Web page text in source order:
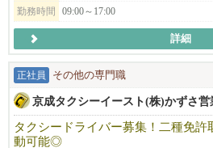
勤務時間
09:00～17:00
詳細
正社員 その他の専門職
京成タクシーイースト(株)かずさ営
タクシードライバー募集！二種免
動可能◎